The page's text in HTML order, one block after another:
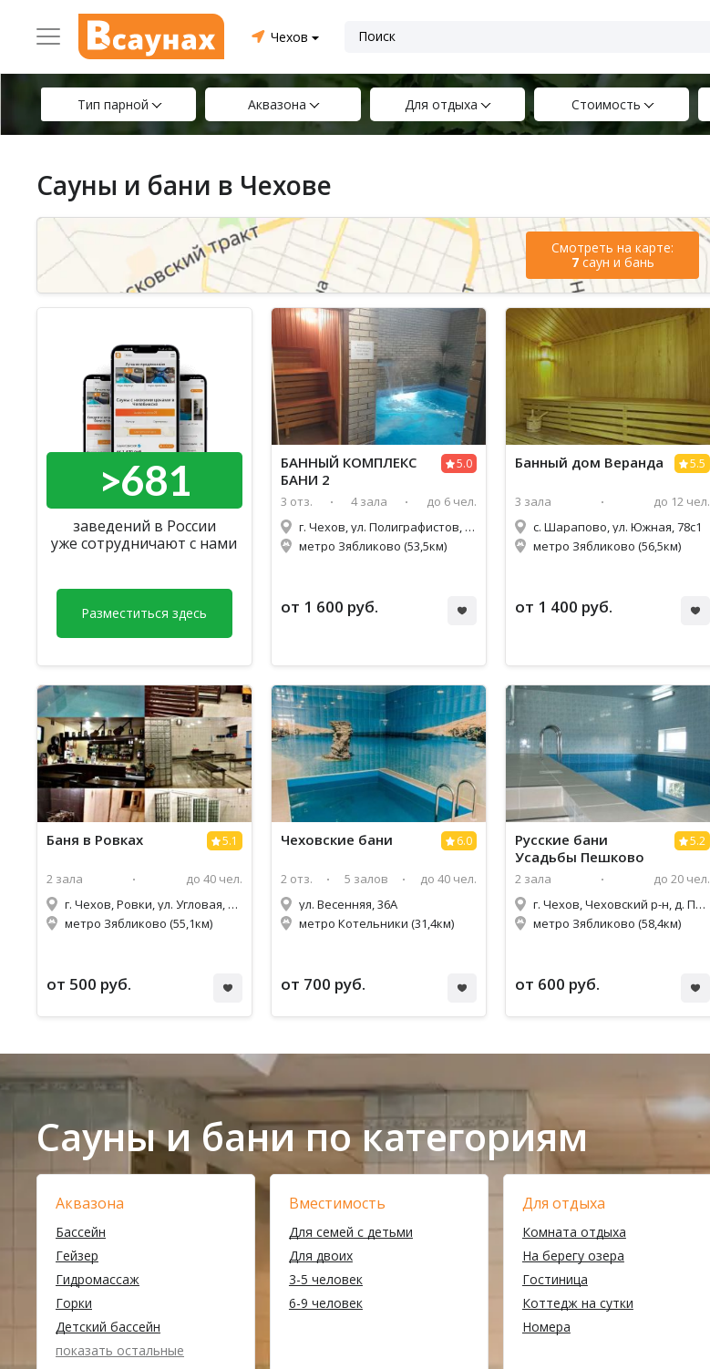
Чехов
Тип парной Аквазона Для отдыха Стоимость
Сауны и бани в Чехове
Смотреть на карте:
7саун и бань
>681
заведений в России
уже сотрудничают с нами
Разместиться здесь
5.0
БАННЫЙ КОМПЛЕКС
БАНИ 2
3 отз. 4 зала
до 6 чел.
г. Чехов, ул. Полиграфистов, 17В
метро Зябликово (53,5км)
от 1 600 руб.
5.5
Банный дом Веранда
3 зала
до 12 чел.
с. Шарапово, ул. Южная, 78с1
метро Зябликово (56,5км)
от 1 400 руб.
5.1
Баня в Ровках
2 зала
до 40 чел.
г. Чехов, Ровки, ул. Угловая, 12/1
метро Зябликово (55,1км)
от 500 руб.
6.0
Чеховские бани
2 отз. 5 залов
до 40 чел.
ул. Весенняя, 36А
метро Котельники (31,4км)
от 700 руб.
5.2
Русские бани
Усадьбы Пешково
2 зала
до 20 чел.
г. Чехов, Чеховский р-н, д. Пешково, ул. Новая, 6
метро Зябликово (58,4км)
от 600 руб.
Сауны и бани по категориям
Аквазона
Бассейн
Гейзер
Гидромассаж
Горки
Детский бассейн
показать остальные
Вместимость
Для семей с детьми
Для двоих
3-5 человек
6-9 человек
Для отдыха
Комната отдыха
На берегу озера
Гостиница
Коттедж на сутки
Номера